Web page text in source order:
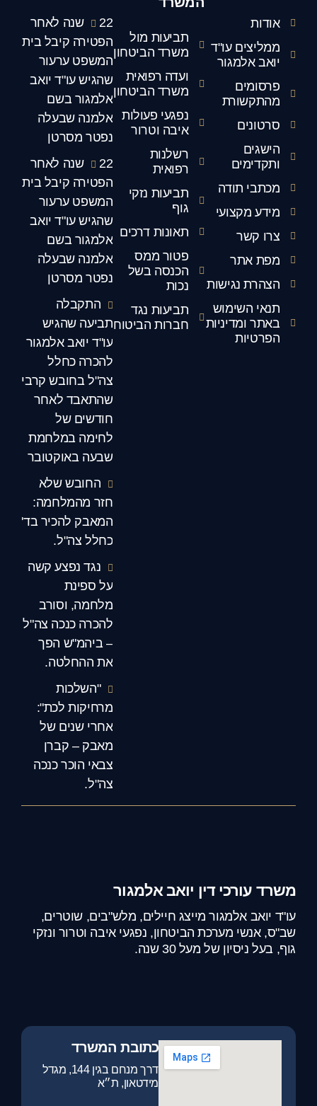
משרד עורכי דין יואב אלמגור
עו"ד יואב אלמגור מייצג חיילים, מלש"בים, שוטרים,
שב"ס, אנשי מערכת הביטחון, נפגעי איבה וטרור ונזקי
גוף, בעל ניסיון של מעל 30 שנה.
כתובת המשרד
דרך מנחם בגין 144, מגדל
מידטאון, ת״א
22 שנה לאחר
הפטירה קיבל בית
המשפט ערעור
שהגיש עו"ד יואב
אלמגור בשם
אלמנה שבעלה
נפטר מסרטן
22 שנה לאחר
הפטירה קיבל בית
המשפט ערעור
שהגיש עו"ד יואב
אלמגור בשם
אלמנה שבעלה
נפטר מסרטן
התקבלה
תביעה שהגיש
עו"ד יואב אלמגור
להכרה כחלל
צה"ל בחובש קרבי
שהתאבד לאחר
חודשים של
לחימה במלחמת
שבעה באוקטובר
החובש שלא
חזר מהמלחמה:
המאבק להכיר בד'
כחלל צה"ל.
נגד נפצע קשה
על ספינת
מלחמה, וסורב
להכרה כנכה צה"ל
– ביהמ"ש הפך
את ההחלטה.
"השלכות
מרחיקות לכת":
אחרי שנים של
מאבק – קברן
צבאי הוכר כנכה
צה"ל.
תביעות מול
משרד הביטחון
ועדה רפואית
משרד הביטחון
נפגעי פעולות
איבה וטרור
רשלנות
רפואית
תביעות נזקי
גוף
תאונות דרכים
פטור ממס
הכנסה בשל
נכות
תביעות נגד
חברות הביטוח
אודות
ממליצים עו"ד
יואב אלמגור
פרסומים
מהתקשורת
סרטונים
הישגים
ותקדימים
מכתבי תודה
מידע מקצועי
צרו קשר
מפת אתר
הצהרת נגישות
תנאי השימוש
באתר ומדיניות
הפרטיות